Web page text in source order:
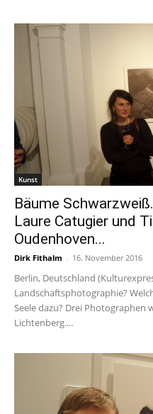
Kunst
Bäume
Laure Catugier und
Oudenhoven...
Dirk Fithalm - 16. November 2016
Berlin, Deutschland
Landschaftsphotographie?
Seele dazu? Drei Photographen
Lichtenberg....